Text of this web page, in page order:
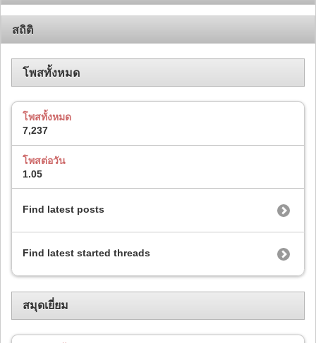
สถิติ
โพสทั้งหมด
โพสทั้งหมด
7,237
โพสต่อวัน
1.05
Find latest posts
Find latest started threads
สมุดเยี่ยม